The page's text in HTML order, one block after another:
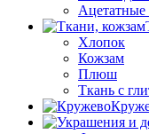
Ацетатные
Хлопок
Кожзам
Плюш
Ткань с